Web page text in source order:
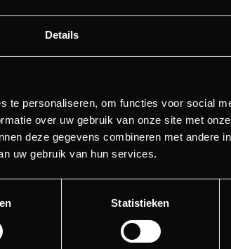
Details
te personaliseren, om functies voor social
over uw gebruik van onze site met
deze gegevens combineren met andere
uw gebruik van hun services.
Statistieken
niet gevonden
pagina waar je naartoe wilde niet vinden.
hoofdpagina.
naar de hoofdpagina